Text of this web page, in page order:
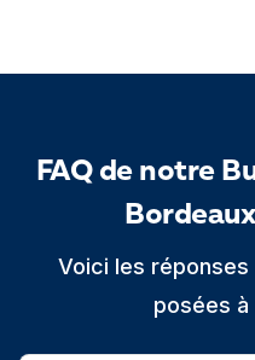
FAQ de notre
Voici les
posées